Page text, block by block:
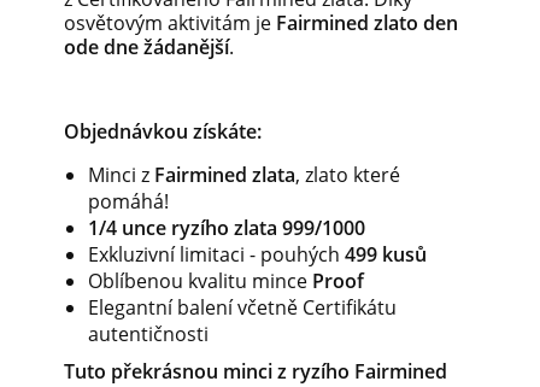
osvětovým aktivitám je Fairmined zlato den
ode dne žádanější.
Objednávkou získáte:
Minci z Fairmined zlata, zlato které
pomáhá!
1/4 unce ryzího zlata 999/1000
Exkluzivní limitaci - pouhých 499 kusů
Oblíbenou kvalitu mince Proof
Elegantní balení včetně Certifikátu
autentičnosti
Tuto překrásnou minci z ryzího Fairmined